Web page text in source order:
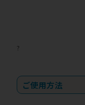
?
ご使用方法